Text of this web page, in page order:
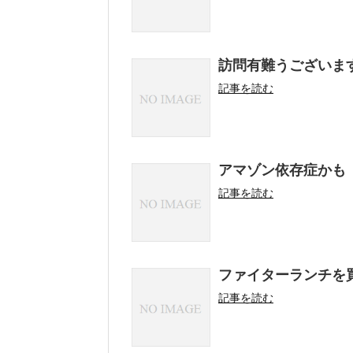
訪問有難うございま
記事を読む
アマゾン依存症かも
記事を読む
ファイターランチを
記事を読む